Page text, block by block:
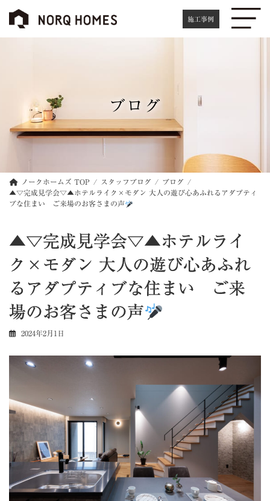
施工事例
ブログ
ノークホームズ TOP スタッフブログ
ブログ
▲▽完成見学会▽▲ホテルライク×モダン 大人の遊び心あふれるアダプティ
ブな住まい ご来場のお客さまの声
▲▽完成見学会▽▲ホテルライ
ク×モダン 大人の遊び心あふれ
るアダプティブな住まい ご来
場のお客さまの声
2024年2月1日